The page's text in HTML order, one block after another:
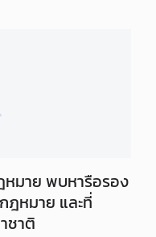
มาย พบหารือรอง
ฎหมาย และที่
ชาติ